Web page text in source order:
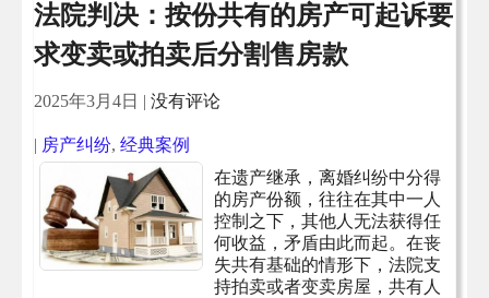
法院判决：按份共有的房产可起诉要
求变卖或拍卖后分割售房款
2025年3月4日 | 没有评论
| 房产纠纷, 经典案例
在遗产继承，离婚纠纷中分得
的房产份额，往往在其中一人
控制之下，其他人无法获得任
何收益，矛盾由此而起。在丧
失共有基础的情形下，法院支
持拍卖或者变卖房屋，共有人